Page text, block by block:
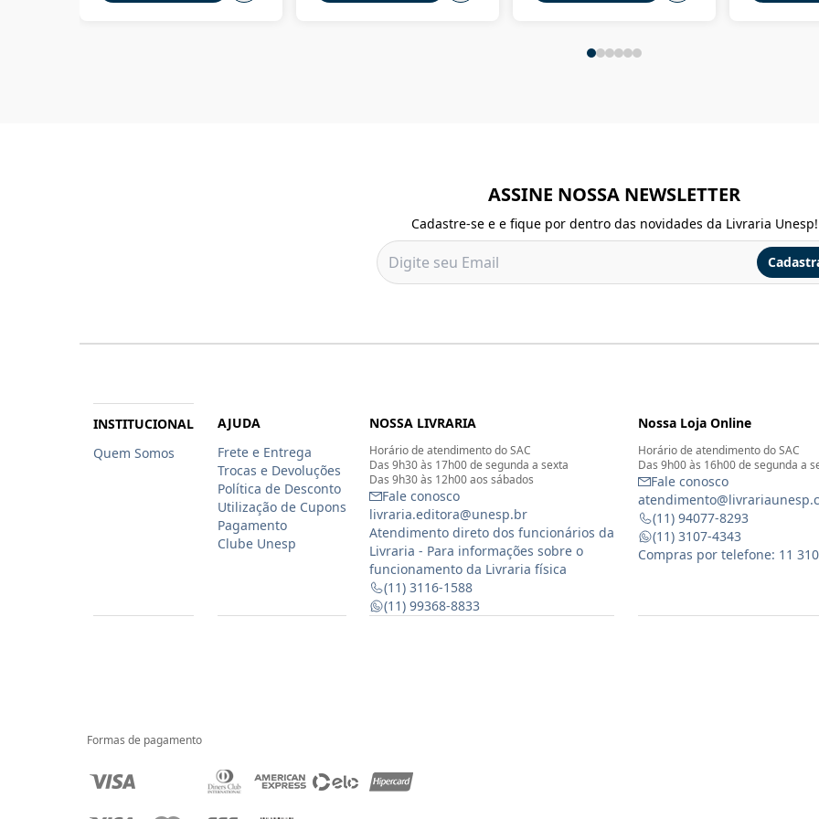
ASSINE NOSSA NEWSLETTER
Cadastre-se e e fique por dentro das novidades da Livraria Unesp!
INSTITUCIONAL
Quem Somos
AJUDA
Frete e Entrega
Trocas e Devoluções
Política de Desconto
Utilização de Cupons
Pagamento
Clube Unesp
NOSSA LIVRARIA
Horário de atendimento do SAC
Das 9h30 às 17h00 de segunda a sexta
Das 9h30 às 12h00 aos sábados
Fale conosco
livraria.editora@unesp.br
Atendimento direto dos funcionários da
Livraria - Para informações sobre o
funcionamento da Livraria física
(11) 3116-1588
(11) 99368-8833
Nossa Loja Online
Horário de atendimento do SAC
Das 9h00 às 16h00 de segunda a
Fale conosco
(11) 94077-8293
(11) 3107-4343
Compras por telefone: 11
Formas de pagamento